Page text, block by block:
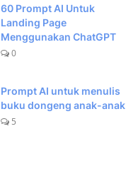
60 Prompt AI Untuk
Landing Page
Menggunakan ChatGPT
0
Prompt AI untuk menulis
buku dongeng anak-anak
5